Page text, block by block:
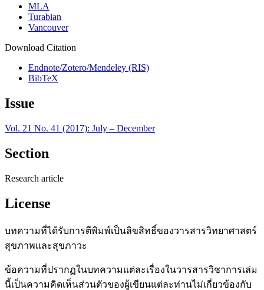
MLA
Turabian
Vancouver
Download Citation
Endnote/Zotero/Mendeley (RIS)
BibTeX
Issue
Vol. 21 No. 41 (2017): July – December
Section
Research article
License
บทความที่ได้รับการตีพิมพ์เป็นลิขสิทธิ์ของวารสารวิทยาศาสตร์
สุขภาพและสุขภาวะ
ข้อความที่ปรากฏในบทความแต่ละเรื่องในวารสารวิชาการเล่ม
นี้เป็นความคิดเห็นส่วนตัวของผู้เขียนแต่ละท่านไม่เกี่ยวข้องกับ